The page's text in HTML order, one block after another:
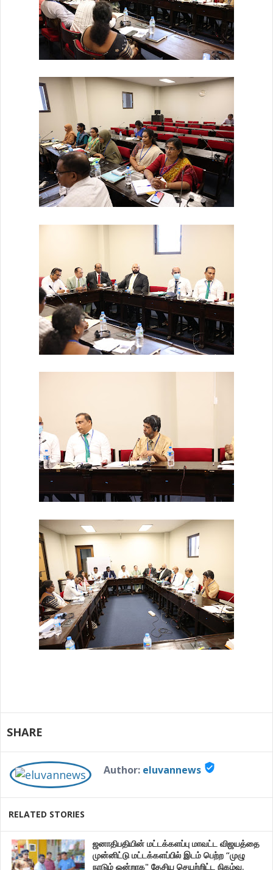
SHARE
Author: eluvannews verified_user
RELATED STORIES
ஜனாதிபதியின் மட்டக்களப்பு மாவட்ட விஜயத்தை
முன்னிட்டு மட்டக்களப்பில் இடம் பெற்ற “முழு
நாடும் ஒன்றாக" தேசிய செயற்றிட்ட நிகழ்வு.